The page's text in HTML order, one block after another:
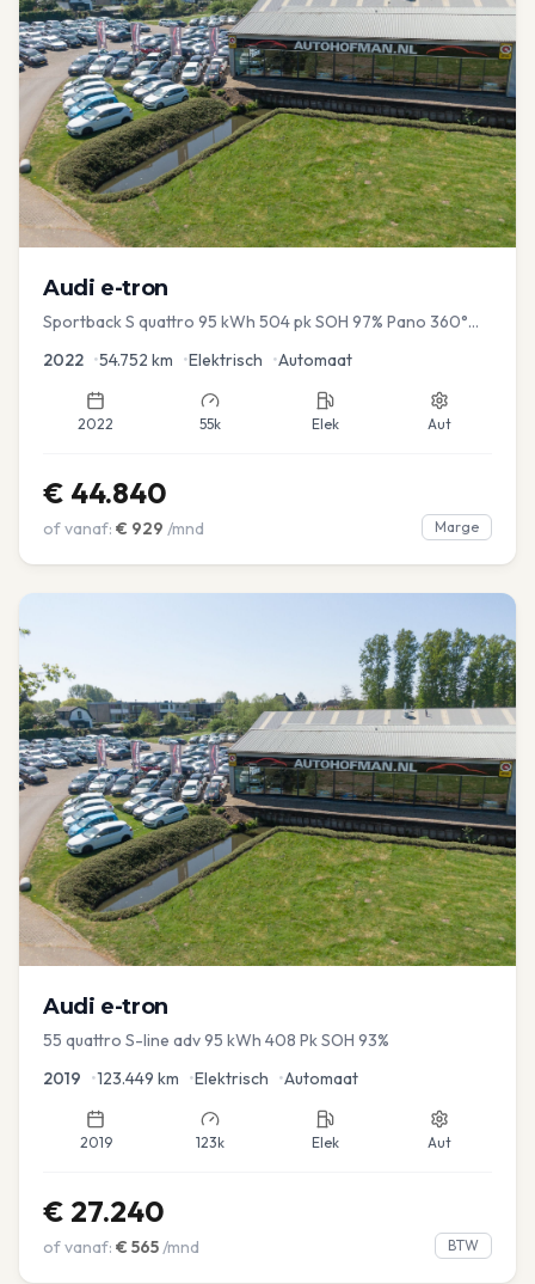
Audi e-tron
Sportback S quattro 95 kWh 504 pk SOH 97% Pano 360°
2022 •54.752 km •Elektrisch •Automaat
2022 55k Elek Aut
€ 44.840
of vanaf: € 929 /mnd Marge
Audi e-tron
55 quattro S-line adv 95 kWh 408 Pk SOH 93%
2019 •123.449 km •Elektrisch •Automaat
2019 123k Elek Aut
€ 27.240
of vanaf: € 565/mnd BTW